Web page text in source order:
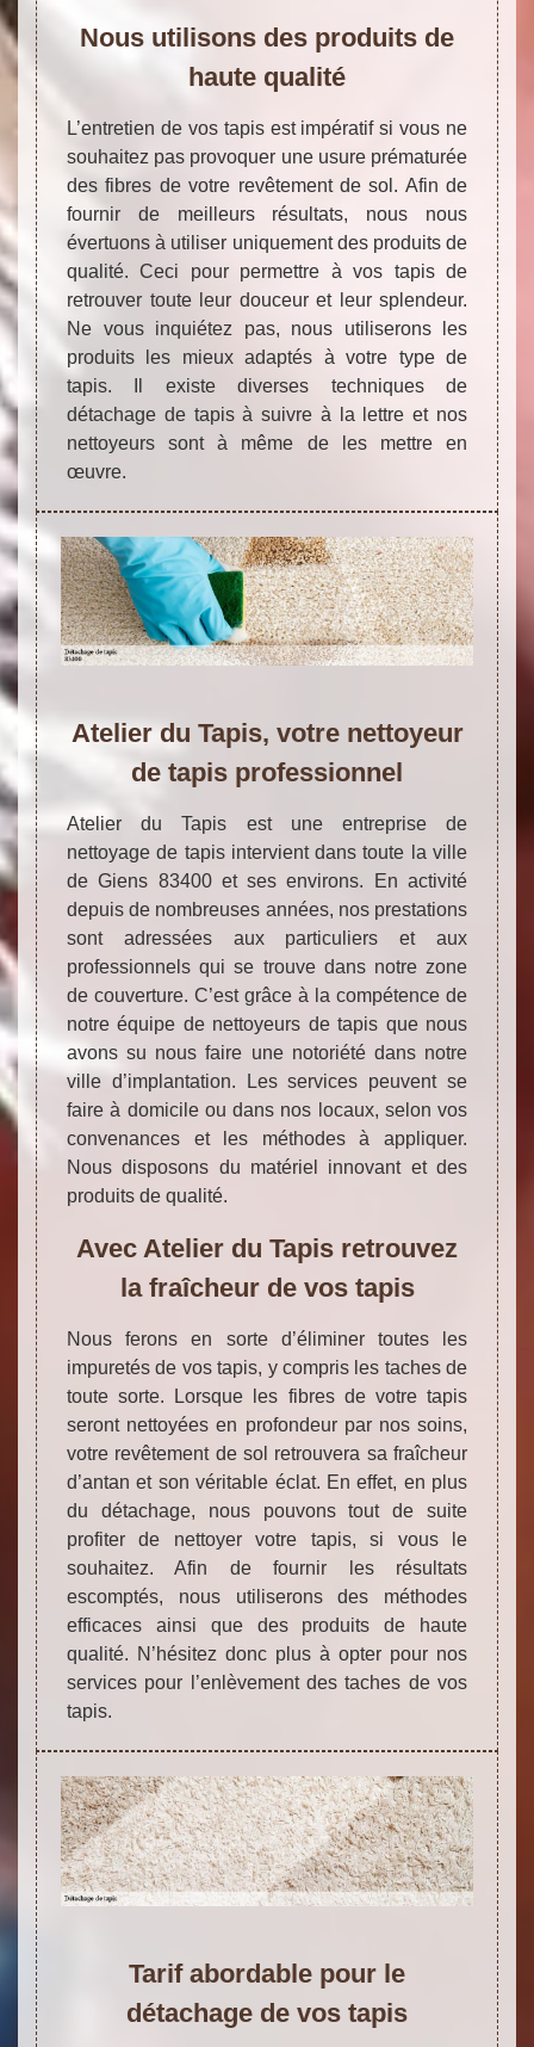
Nous utilisons des produits de
haute qualité
L’entretien de vos tapis est impératif si vous ne
souhaitez pas provoquer une usure prématurée
des fibres de votre revêtement de sol. Afin de
fournir de meilleurs résultats, nous nous
évertuons à utiliser uniquement des produits de
qualité. Ceci pour permettre à vos tapis de
retrouver toute leur douceur et leur splendeur.
Ne vous inquiétez pas, nous utiliserons les
produits les mieux adaptés à votre type de
tapis. Il existe diverses techniques de
détachage de tapis à suivre à la lettre et nos
nettoyeurs sont à même de les mettre en
œuvre.
Atelier du Tapis, votre nettoyeur
de tapis professionnel
Atelier du Tapis est une entreprise de
nettoyage de tapis intervient dans toute la ville
de Giens 83400 et ses environs. En activité
depuis de nombreuses années, nos prestations
sont adressées aux particuliers et aux
professionnels qui se trouve dans notre zone
de couverture. C’est grâce à la compétence de
notre équipe de nettoyeurs de tapis que nous
avons su nous faire une notoriété dans notre
ville d’implantation. Les services peuvent se
faire à domicile ou dans nos locaux, selon vos
convenances et les méthodes à appliquer.
Nous disposons du matériel innovant et des
produits de qualité.
Avec Atelier du Tapis retrouvez
la fraîcheur de vos tapis
Nous ferons en sorte d’éliminer toutes les
impuretés de vos tapis, y compris les taches de
toute sorte. Lorsque les fibres de votre tapis
seront nettoyées en profondeur par nos soins,
votre revêtement de sol retrouvera sa fraîcheur
d’antan et son véritable éclat. En effet, en plus
du détachage, nous pouvons tout de suite
profiter de nettoyer votre tapis, si vous le
souhaitez. Afin de fournir les résultats
escomptés, nous utiliserons des méthodes
efficaces ainsi que des produits de haute
qualité. N’hésitez donc plus à opter pour nos
services pour l’enlèvement des taches de vos
tapis.
Tarif abordable pour le
détachage de vos tapis